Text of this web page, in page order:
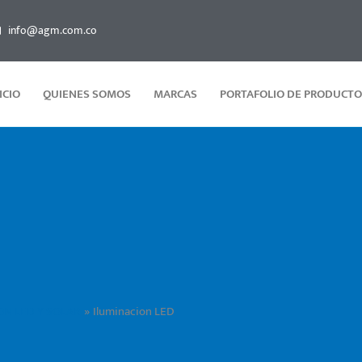
info@agm.com.co
QUIENES SOMOS MARCAS PORTAFOLIO DE
Iluminacion LED